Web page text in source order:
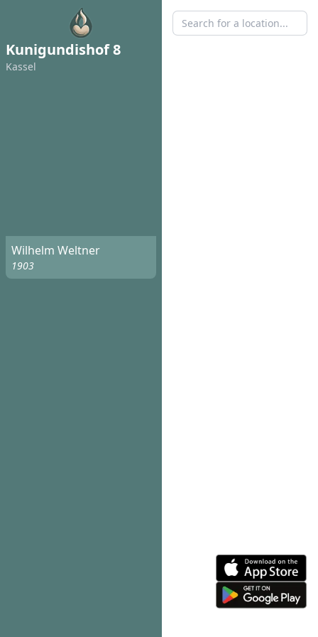
Kunigundishof 8
Kassel
Wilhelm Weltner
1903